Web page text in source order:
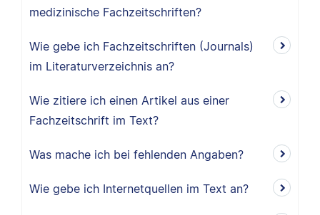
medizinische Fachzeitschriften?
Wie gebe ich Fachzeitschriften (Journals)
im Literaturverzeichnis an?
Wie zitiere ich einen Artikel aus einer
Fachzeitschrift im Text?
Was mache ich bei fehlenden Angaben?
Wie gebe ich Internetquellen im Text an?